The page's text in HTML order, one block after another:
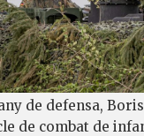
de defensa,
de combat de